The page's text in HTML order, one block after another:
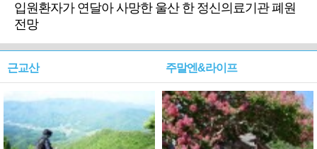
입원환자가 연달아 사망한 울산 한 정신의료기관 폐원
전망
근교산 주말엔&라이프